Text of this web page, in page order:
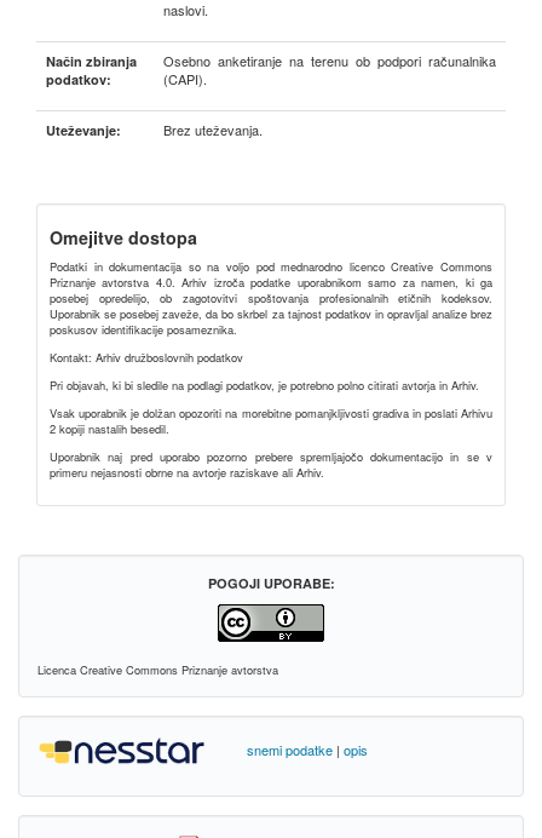
naslovi.
Način zbiranja
podatkov:
Osebno anketiranje na terenu ob podpori računalnika
(CAPI).
Uteževanje: Brez uteževanja.
Omejitve dostopa
Podatki in dokumentacija so na voljo pod mednarodno licenco Creative Commons
Priznanje avtorstva 4.0. Arhiv izroča podatke uporabnikom samo za namen, ki ga
posebej opredelijo, ob zagotovitvi spoštovanja profesionalnih etičnih kodeksov.
Uporabnik se posebej zaveže, da bo skrbel za tajnost podatkov in opravljal analize brez
poskusov identifikacije posameznika.
Kontakt: Arhiv družboslovnih podatkov
Pri objavah, ki bi sledile na podlagi podatkov, je potrebno polno citirati avtorja in Arhiv.
Vsak uporabnik je dolžan opozoriti na morebitne pomanjkljivosti gradiva in poslati Arhivu
2 kopiji nastalih besedil.
Uporabnik naj pred uporabo pozorno prebere spremljajočo dokumentacijo in se v
primeru nejasnosti obrne na avtorje raziskave ali Arhiv.
POGOJI UPORABE:
Licenca Creative Commons Priznanje avtorstva
snemi podatke |opis